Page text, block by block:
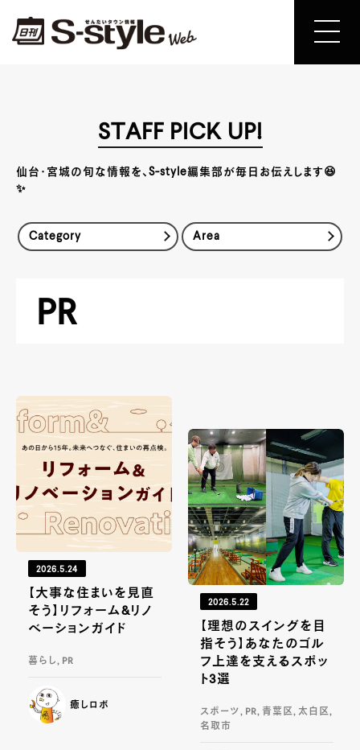
STAFF PICK UP!
仙台・宮城の旬な情報を、S-style編集部が毎日お伝えします😆
✨
PR
Category Area
2026.5.24
【大事な住まいを見直
そう】リフォーム&リノ
ベーションガイド
暮らし, PR
癒しロボ
2026.5.22
【理想のスイングを目
指そう】あなたのゴル
フ上達を支えるスポッ
ト3選
スポーツ, PR, 青葉区, 太白区,
名取市